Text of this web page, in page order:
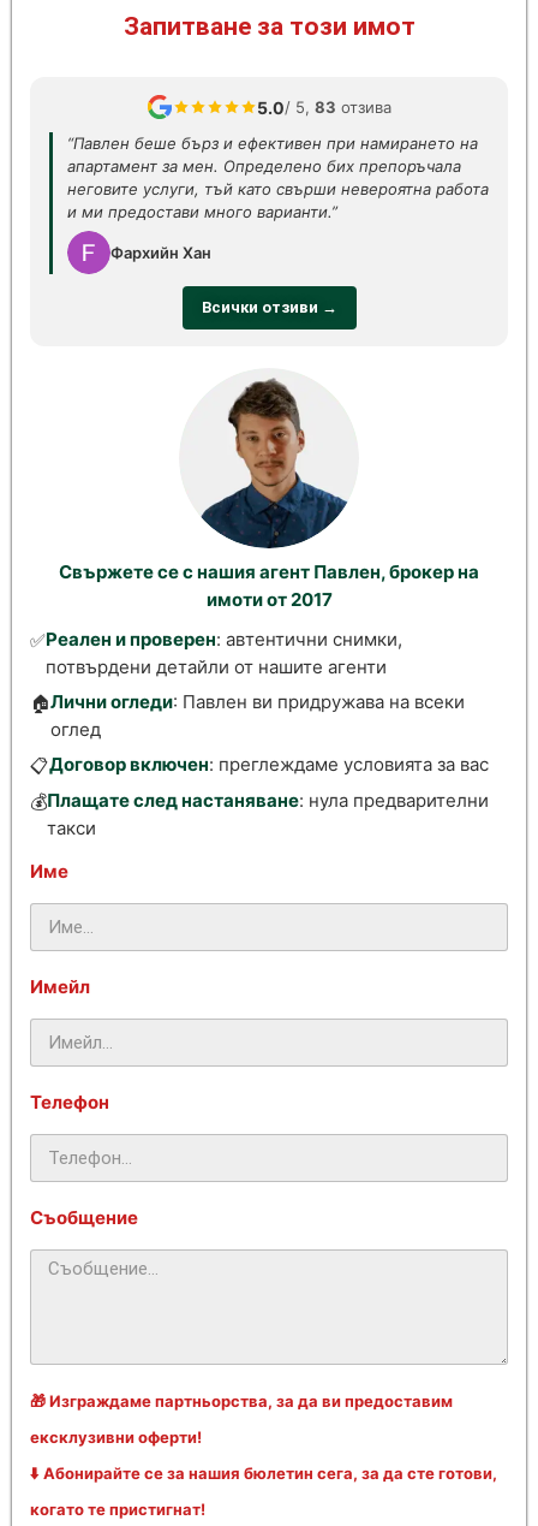
Запитване за този имот
5.0/ 5, 83 отзива
“Павлен беше бърз и ефективен при намирането на
апартамент за мен. Определено бих препоръчала
неговите услуги, тъй като свърши невероятна работа
и ми предостави много варианти.”
Фархийн Хан
Всички отзиви →
Свържете се с нашия агент Павлен, брокер на
имоти от 2017
✅Реален и проверен: автентични снимки,
потвърдени детайли от нашите агенти
🏠Лични огледи: Павлен ви придружава на всеки
оглед
📋Договор включен: преглеждаме условията за вас
💰Плащате след настаняване: нула предварителни
такси
Име
Имейл
Телефон
Съобщение
🎁 Изграждаме партньорства, за да ви предоставим
ексклузивни оферти!
⬇️ Абонирайте се за нашия бюлетин сега, за да сте готови,
когато те пристигнат!